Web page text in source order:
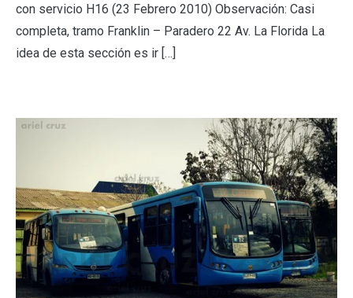
con servicio H16 (23 Febrero 2010) Observación: Casi
completa, tramo Franklin – Paradero 22 Av. La Florida La
idea de esta sección es ir […]